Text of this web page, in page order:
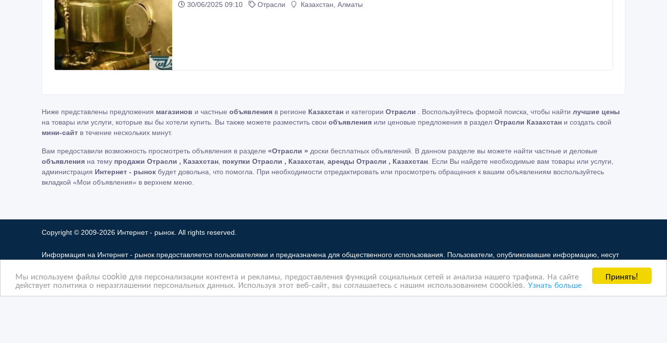
Принять!
Мы используем файлы cookie для персонализации контента и рекламы, предоставления функций социальных сетей и анализа нашего трафика. На сайте
действует политика о неразглашении персональных данных. Используя этот веб-сайт, вы соглашаетесь с нашим использованием coookies.Узнать больше
30/06/2025 09:10
Отрасли Казахстан, Алматы
Ниже представлены предложения магазинов и частные объявления в регионе Казахстан и категории Отрасли . Воспользуйтесь формой поиска, чтобы найти лучшие цены
на товары или услуги, которые вы бы хотели купить. Вы также можете разместить свои объявления или ценовые предложения в раздел Отрасли Казахстан и создать свой
мини-сайт в течение нескольких минут.
Вам предоставили возможность просмотреть объявления в разделе «Отрасли » доски бесплатных объявлений. В данном разделе вы можете найти частные и деловые
объявления на тему продажи Отрасли , Казахстан покупки Отрасли , Казахстан аренды Отрасли , Казахстан . Если Вы найдете необходимые вам товары или услуги,
администрация Интернет - рынок будет довольна, что помогла. При необходимости отредактировать или просмотреть обращения к вашим объявлениям воспользуйтесь
вкладкой «Мои объявления» в верхнем меню.
Copyright © 2009-2026 Интернет - рынок. All rights reserved.
Информация на Интернет - рынок предоставляется пользователями и предназначена для общественного использования. Пользователи, опубликовавшие информацию, несут
Мы не продаем и не предоставляем во временное пользование частную информацию зарегистрированных пользователей Интернет - рынок третьим лицам. Но мы можем
разглашать частную информацию в соответствии с требованиями закона в том случае, если объявление или любая другая информация ущемляет права другого лица, в целях
защиты прав собственности и безопасности пользователей. Мы также не отвечаем за правила конфиденциальности сайтов, на которые ссылается Интернет - рынок. На